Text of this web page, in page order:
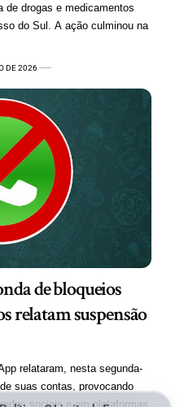
de drogas e medicamentos
do Sul. A ação culminou na
DE 2026
de bloqueios
relatam suspensão
relataram, nesta segunda-
suas contas, provocando
sociais e em plataformas